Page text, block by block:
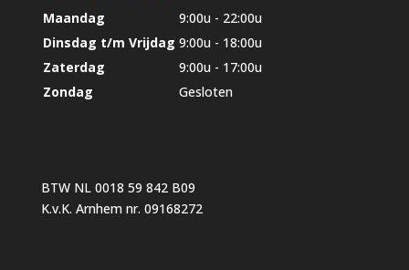
Maandag
9:00u - 22:00u
Dinsdag t/m Vrijdag 9:00u - 18:00u
Zaterdag
9:00u - 17:00u
Zondag
Gesloten
BTW NL 0018 59 842 B09
K.v.K. Arnhem nr. 09168272